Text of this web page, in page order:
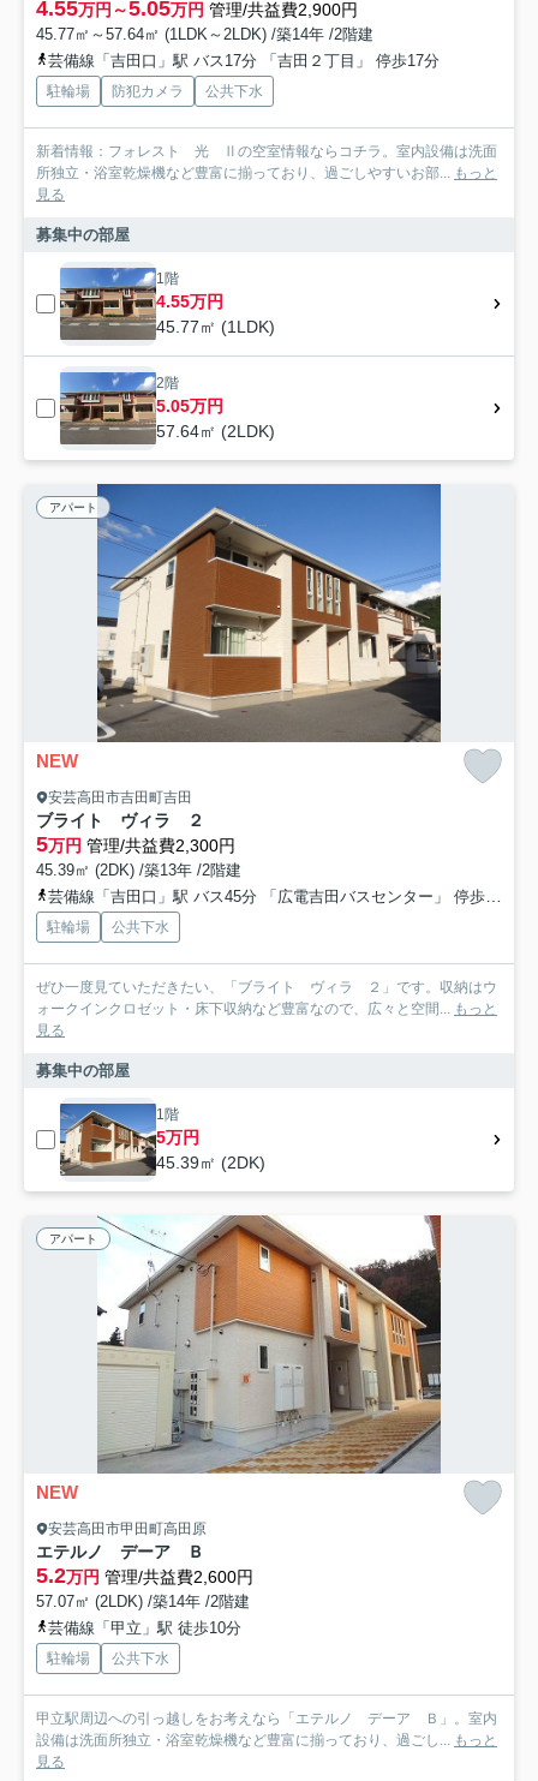
4.55万円～5.05万円 管理/共益費2,900円
45.77㎡～57.64㎡ (1LDK～2LDK) /築14年 /2階建
芸備線「吉田口」駅 バス17分 「吉田２丁目」 停歩17分
駐輪場 防犯カメラ 公共下水
新着情報：フォレスト 光 Ⅱの空室情報ならコチラ。室内設備は洗面
所独立・浴室乾燥機など豊富に揃っており、過ごしやすいお部... もっと
見る
募集中の部屋
1階
4.55万円
45.77㎡ (1LDK)
2階
5.05万円
57.64㎡ (2LDK)
アパート
NEW
安芸高田市吉田町吉田
ブライト ヴィラ ２
5万円 管理/共益費2,300円
45.39㎡ (2DK) /築13年 /2階建
芸備線「吉田口」駅 バス45分 「広電吉田バスセンター」 停歩2分
駐輪場 公共下水
ぜひ一度見ていただきたい、「ブライト ヴィラ ２」です。収納はウ
ォークインクロゼット・床下収納など豊富なので、広々と空間... もっと
見る
募集中の部屋
1階
5万円
45.39㎡ (2DK)
アパート
NEW
安芸高田市甲田町高田原
エテルノ デーア Ｂ
5.2万円 管理/共益費2,600円
57.07㎡ (2LDK) /築14年 /2階建
芸備線「甲立」駅 徒歩10分
駐輪場 公共下水
甲立駅周辺への引っ越しをお考えなら「エテルノ デーア Ｂ」。室内
設備は洗面所独立・浴室乾燥機など豊富に揃っており、過ごし... もっと
見る